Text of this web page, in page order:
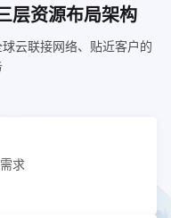
层资源布局架构
云联接网络、贴近客户的
求